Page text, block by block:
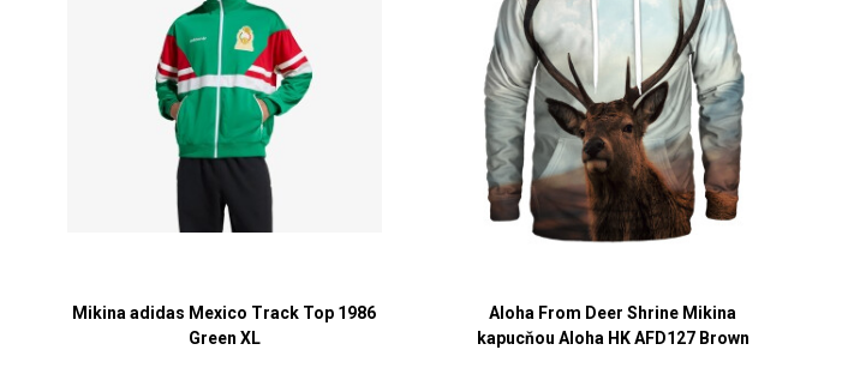
Mikina adidas Mexico Track Top 1986
Green XL
Aloha From Deer Shrine Mikina
kapucňou Aloha HK AFD127 Brown